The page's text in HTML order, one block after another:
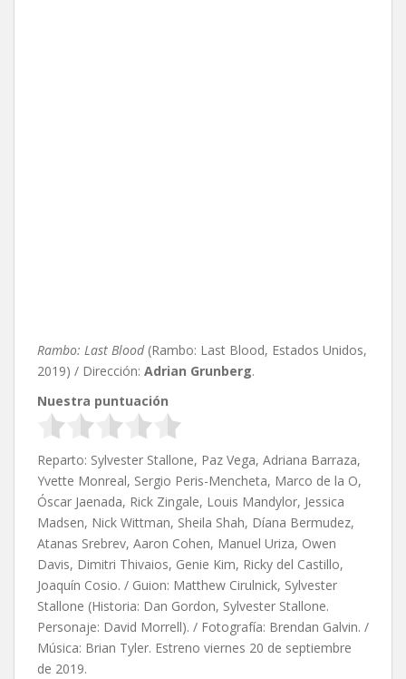
Rambo: Last Blood (Rambo: Last Blood, Estados Unidos,
2019) / Dirección: Adrian Grunberg.
Nuestra puntuación
Reparto: Sylvester Stallone, Paz Vega, Adriana Barraza,
Yvette Monreal, Sergio Peris-Mencheta, Marco de la O,
Óscar Jaenada, Rick Zingale, Louis Mandylor, Jessica
Madsen, Nick Wittman, Sheila Shah, Díana Bermudez,
Atanas Srebrev, Aaron Cohen, Manuel Uriza, Owen
Davis, Dimitri Thivaios, Genie Kim, Ricky del Castillo,
Joaquín Cosio. / Guion: Matthew Cirulnick, Sylvester
Stallone (Historia: Dan Gordon, Sylvester Stallone.
Personaje: David Morrell). / Fotografía: Brendan Galvin. /
Música: Brian Tyler. Estreno viernes 20 de septiembre
de 2019.